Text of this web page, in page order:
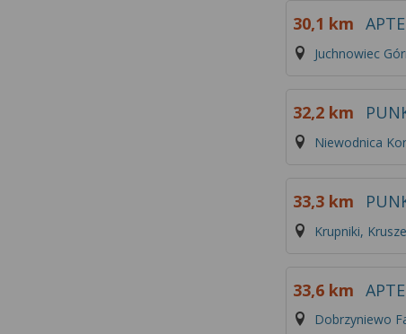
30,1 km
Juchnowiec
32,2 km
Niewodnica
33,3 km
Krupniki,
33,6 km
Dobrzyniewo